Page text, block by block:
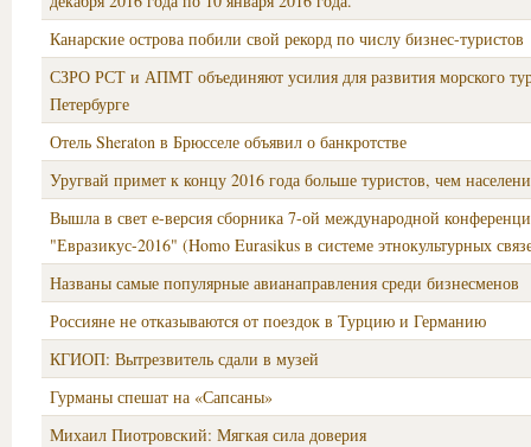
Канарские острова побили свой рекорд по числу бизнес-туристов
СЗРО РСТ и АПМТ объединяют усилия для развития морского
Петербурге
Отель Sheraton в Брюсселе объявил о банкротстве
Уругвай примет к концу 2016 года больше туристов, чем
Вышла в свет е-версия сборника 7-ой международной
"Евразикус-2016" (Homo Eurasikus в системе этнокультурных
Названы самые популярные авианаправления среди бизнесменов
Россияне не отказываются от поездок в Турцию и Германию
КГИОП: Вытрезвитель сдали в музей
Гурманы спешат на «Сапсаны»
Михаил Пиотровский: Мягкая сила доверия